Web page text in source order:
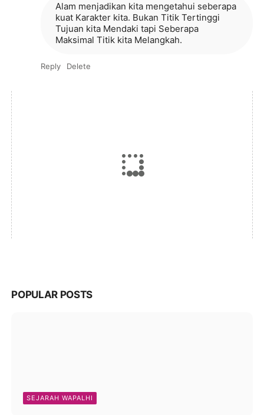
Alam menjadikan kita mengetahui seberapa
kuat Karakter kita. Bukan Titik Tertinggi
Tujuan kita Mendaki tapi Seberapa
Maksimal Titik kita Melangkah.
Reply Delete
POPULAR POSTS
SEJARAH WAPALHI